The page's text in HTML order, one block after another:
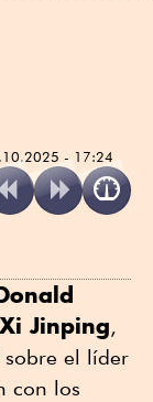
- 17:24
Xi Jinping,
el líder
con los